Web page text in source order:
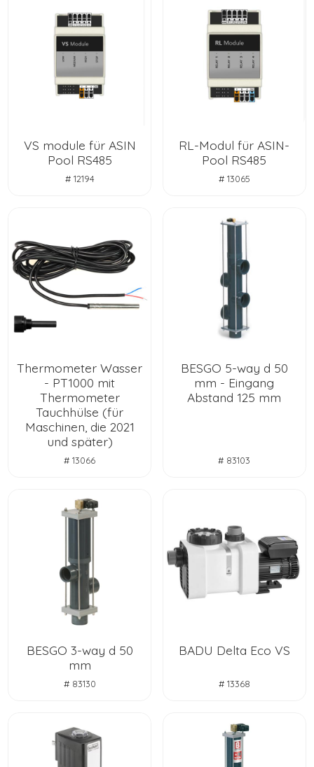
VS module für ASIN
Pool RS485
# 12194
RL-Modul für ASIN-
Pool RS485
# 13065
Thermometer Wasser
- PT1000 mit
Thermometer
Tauchhülse (für
Maschinen, die 2021
und später)
# 13066
BESGO 5-way d 50
mm - Eingang
Abstand 125 mm
# 83103
BESGO 3-way d 50
mm
# 83130
BADU Delta Eco VS
# 13368